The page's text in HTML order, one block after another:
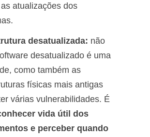
atualizações dos
desatualizada: não
desatualizado é uma
como também as
físicas mais antigas
várias vulnerabilidades. É
vida útil dos
e perceber quando